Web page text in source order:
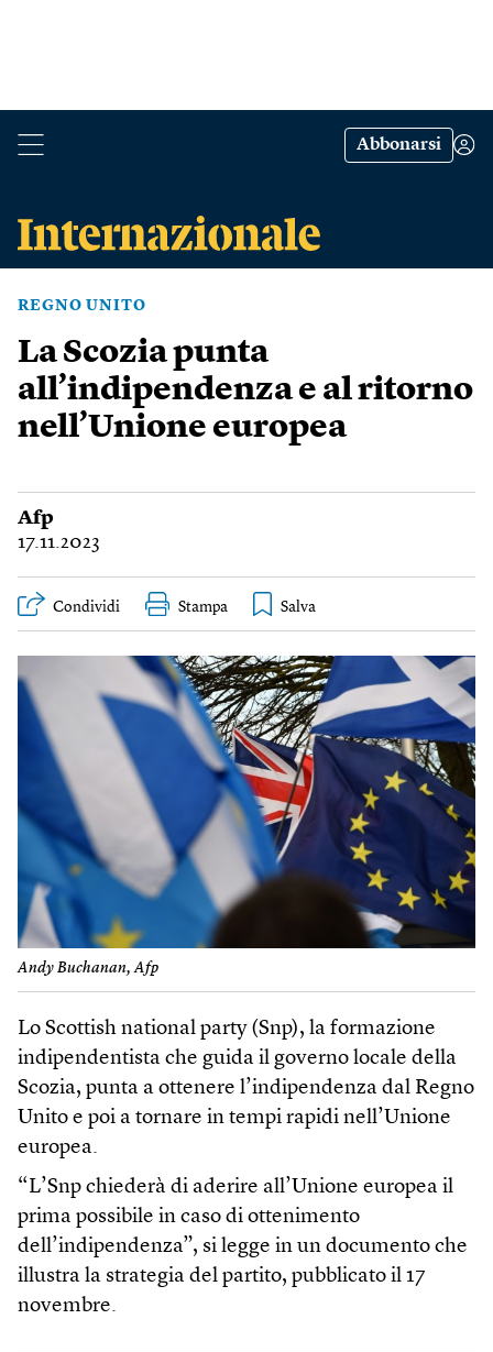
Abbonarsi
REGNO UNITO
La Scozia punta
all’indipendenza e al ritorno
nell’Unione europea
Afp
17.11.2023
Condividi Stampa
Andy Buchanan, Afp
Lo Scottish national party (Snp), la formazione
indipendentista che guida il governo locale della
Scozia, punta a ottenere l’indipendenza dal Regno
Unito e poi a tornare in tempi rapidi nell’Unione
europea.
“L’Snp chiederà di aderire all’Unione europea il
prima possibile in caso di ottenimento
dell’indipendenza”, si legge in un documento che
illustra la strategia del partito, pubblicato il 17
novembre.